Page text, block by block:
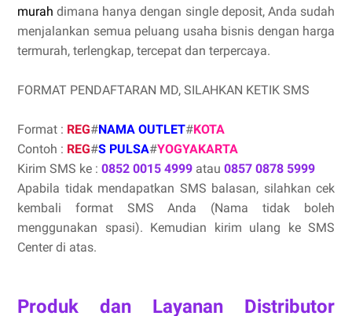
murah dimana hanya dengan single deposit, Anda sudah
menjalankan semua peluang usaha bisnis dengan harga
termurah, terlengkap, tercepat dan terpercaya.
FORMAT PENDAFTARAN MD, SILAHKAN KETIK SMS
Format : REG#NAMA OUTLET#KOTA
Contoh : REG#S PULSA#YOGYAKARTA
Kirim SMS ke : 0852 0015 4999 atau 0857 0878 5999
Apabila tidak mendapatkan SMS balasan, silahkan cek
kembali format SMS Anda (Nama tidak boleh
menggunakan spasi). Kemudian kirim ulang ke SMS
Center di atas.
Produk dan Layanan Distributor